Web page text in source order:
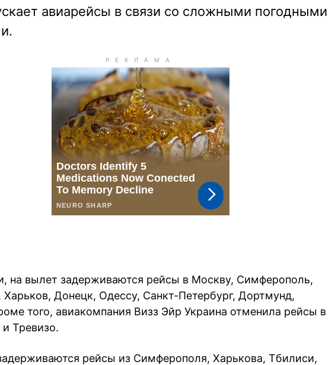
авиарейсы в связи со сложными погодными
на вылет задерживаются рейсы в Москву, Симферополь,
Донецк, Одессу, Санкт-Петербург, Дортмунд,
того, авиакомпания Визз Эйр Украина отменила рейсы в
Тревизо.
рейсы из Симферополя, Харькова, Тбилиси,